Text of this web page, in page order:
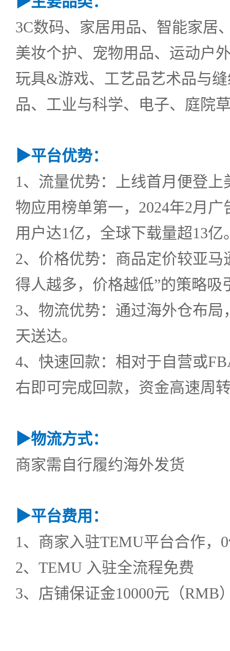
3C数码、家居用品、智能家居
美妆个护、宠物用品、运动户
玩具&游戏、工艺品艺术品与
品、工业与科学、电子、庭院
▶平台优势：
1、流量优势：上线首月便登上
物应用榜单第一，2024年2月
用户达1亿，全球下载量超13亿
2、价格优势：商品定价较亚马
得人越多，价格越低”的策略吸
3、物流优势：通过海外仓布局
天送达。
4、快速回款：相对于自营或
右即可完成回款，资金高速周
▶物流方式：
商家需自行履约海外发货
▶平台费用：
1、商家入驻TEMU平台合作，
2、TEMU 入驻全流程免费
3、店铺保证金10000元（RMB